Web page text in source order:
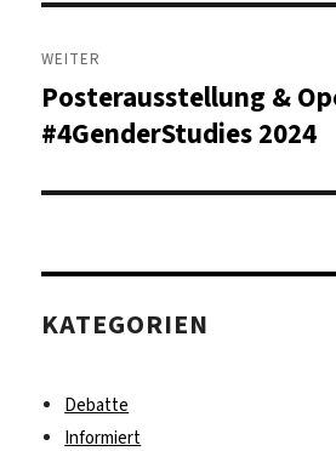
WEITER
Nächster
Beitrag:
Posterausstellung &
#4GenderStudies 2024
KATEGORIEN
Debatte
Informiert